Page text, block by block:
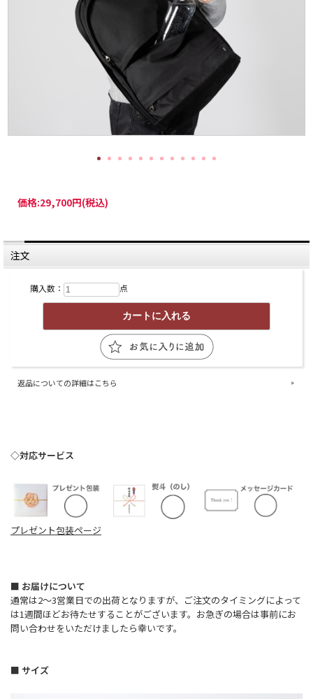
価格:29,700円(税込)
注文
購入数： 点
返品についての詳細はこちら
◇対応サービス
プレゼント包装ページ
■ お届けについて
通常は2〜3営業日での出荷となりますが、ご注文のタイミングによって
は1週間ほどお待たせすることがございます。お急ぎの場合は事前にお
問い合わせをいただけましたら幸いです。
■ サイズ